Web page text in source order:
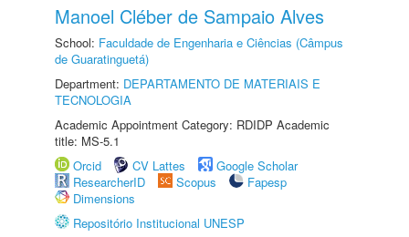
Manoel Cléber de Sampaio Alves
School: Faculdade de Engenharia e Ciências (Câmpus
de Guaratinguetá)
Department: DEPARTAMENTO DE MATERIAIS E
TECNOLOGIA
Academic Appointment Category: RDIDP Academic
title: MS-5.1
Orcid
CV Lattes
Google Scholar
ResearcherID
Scopus
Fapesp
Dimensions
Repositório Institucional UNESP